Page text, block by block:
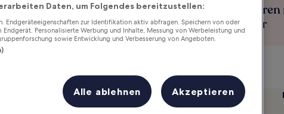
Prämien für jede
Übernachtung
Mehr
Mitglieder
Dieses Wochenende
7. Aug. - 9. Aug.
Daten, um Folgendes bereitzustellen:
Endgeräteeigenschaften zur Identifikation aktiv abfragen. Speichern von oder
Personalisierte Werbung und Inhalte, Messung von Werbeleistung und
sowie Entwicklung und Verbesserung von Angeboten.
Alle ablehnen Akzeptieren